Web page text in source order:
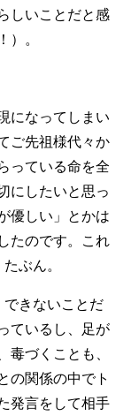
しいことだと感
。
になってしまい
ご先祖様代々か
っている命を全
にしたいと思っ
優しい」とかは
たのです。これ
ぶん。
きないことだ
ているし、足が
づくことも、
の関係の中でト
発言をして相手